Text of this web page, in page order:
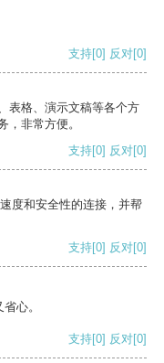
支持[0] 反对[0]
表格、演示文稿等各个方
，非常方便。
支持[0] 反对[0]
度和安全性的连接，并帮
支持[0] 反对[0]
心。
支持[0] 反对[0]